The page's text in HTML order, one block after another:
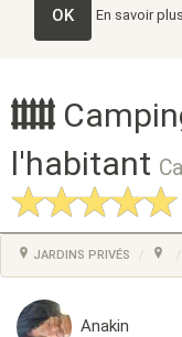
OK
En savoir plus
l'habitant
JARDINS PRIVÉS
Anakin